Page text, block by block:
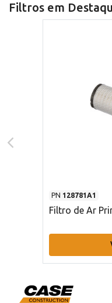
Filtros em
PN 128781A1
Filtro de Ar